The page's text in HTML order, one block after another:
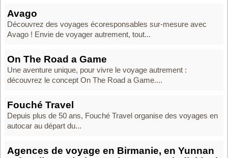
Avago
Découvrez des voyages écoresponsables sur-mesure avec
Avago ! Envie de voyager autrement, tout...
On The Road a Game
Une aventure unique, pour vivre le voyage autrement :
découvrez le concept On The Road a Game....
Fouché Travel
Depuis plus de 50 ans, Fouché Travel organise des voyages en
autocar au départ du...
Agences de voyage en Birmanie, en Yunnan